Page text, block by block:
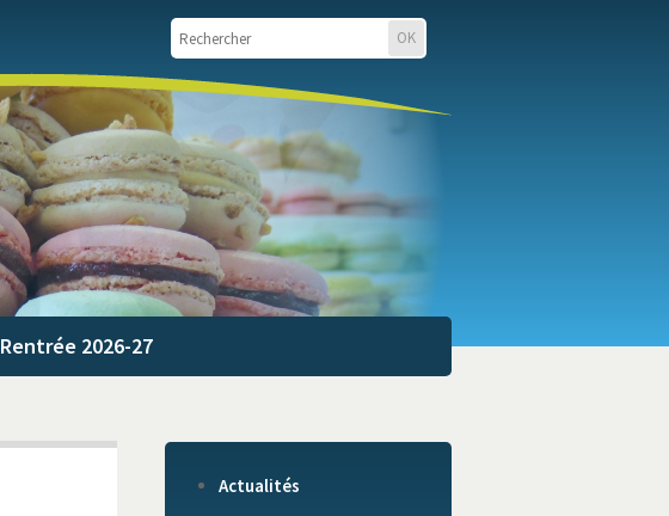
Rentrée 2026-27
Actualités